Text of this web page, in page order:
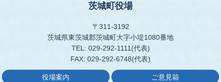
茨城町役場
〒311-3192
茨城県東茨城郡茨城町大字小堤1080番地
TEL: 029-292-1111(代表)
FAX: 029-292-6748(代表)
役場案内 ご意見箱